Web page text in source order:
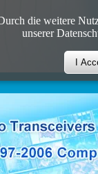
die weitere
unserer
I